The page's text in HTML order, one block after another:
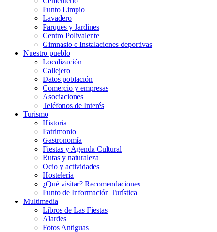
Punto Limpio
Lavadero
Parques y Jardines
Centro Polivalente
Gimnasio e Instalaciones deportivas
Nuestro pueblo
Localización
Callejero
Datos población
Comercio y empresas
Asociaciones
Teléfonos de Interés
Turismo
Historia
Patrimonio
Gastronomía
Fiestas y Agenda Cultural
Rutas y naturaleza
Ocio y actividades
Hostelería
¿Qué visitar? Recomendaciones
Punto de Información Turística
Multimedia
Libros de Las Fiestas
Alardes
Fotos Antiguas